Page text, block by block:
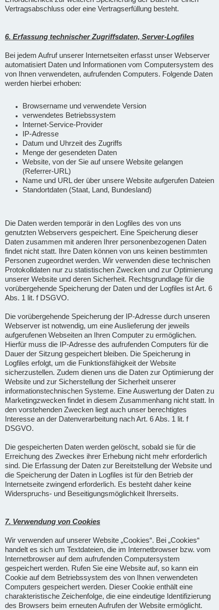
Vertragsabschluss oder eine Vertragserfüllung besteht.
6. Erfassung technischer Zugriffsdaten, Server-Logfiles
Bei jedem Aufruf unserer Internetseiten erfasst unser Webserver
automatisiert Daten und Informationen vom Computersystem des
von Ihnen verwendeten, aufrufenden Computers. Folgende Daten
werden hierbei erhoben:
Browsername und verwendete Version
verwendetes Betriebssystem
Internet-Service-Provider
IP-Adresse
Datum und Uhrzeit des Zugriffs
Menge der gesendeten Daten
Website, von der Sie auf unsere Website gelangen
(Referrer-URL)
Name und URL der über unsere Website aufgerufen Dateien
Standortdaten (Staat, Land, Bundesland)
Die Daten werden temporär in den Logfiles des von uns
genutzten Webservers gespeichert. Eine Speicherung dieser
Daten zusammen mit anderen Ihrer personenbezogenen Daten
findet nicht statt. Ihre Daten können von uns keinen bestimmten
Personen zugeordnet werden. Wir verwenden diese technischen
Protokolldaten nur zu statistischen Zwecken und zur Optimierung
unserer Website und deren Sicherheit. Rechtsgrundlage für die
vorübergehende Speicherung der Daten und der Logfiles ist Art. 6
Abs. 1 lit. f DSGVO.
Die vorübergehende Speicherung der IP-Adresse durch unseren
Webserver ist notwendig, um eine Auslieferung der jeweils
aufgerufenen Webseiten an Ihren Computer zu ermöglichen.
Hierfür muss die IP-Adresse des aufrufenden Computers für die
Dauer der Sitzung gespeichert bleiben. Die Speicherung in
Logfiles erfolgt, um die Funktionsfähigkeit der Website
sicherzustellen. Zudem dienen uns die Daten zur Optimierung der
Website und zur Sicherstellung der Sicherheit unserer
informationstechnischen Systeme. Eine Auswertung der Daten zu
Marketingzwecken findet in diesem Zusammenhang nicht statt. In
den vorstehenden Zwecken liegt auch unser berechtigtes
Interesse an der Datenverarbeitung nach Art. 6 Abs. 1 lit. f
DSGVO.
Die gespeicherten Daten werden gelöscht, sobald sie für die
Erreichung des Zweckes ihrer Erhebung nicht mehr erforderlich
sind. Die Erfassung der Daten zur Bereitstellung der Website und
die Speicherung der Daten in Logfiles ist für den Betrieb der
Internetseite zwingend erforderlich. Es besteht daher keine
Widerspruchs- und Beseitigungsmöglichkeit Ihrerseits.
7. Verwendung von Cookies
Wir verwenden auf unserer Website „Cookies“. Bei „Cookies“
handelt es sich um Textdateien, die im Internetbrowser bzw. vom
Internetbrowser auf dem aufrufenden Computersystem
gespeichert werden. Rufen Sie eine Website auf, so kann ein
Cookie auf dem Betriebssystem des von Ihnen verwendeten
Computers gespeichert werden. Dieser Cookie enthält eine
charakteristische Zeichenfolge, die eine eindeutige Identifizierung
des Browsers beim erneuten Aufrufen der Website ermöglicht.